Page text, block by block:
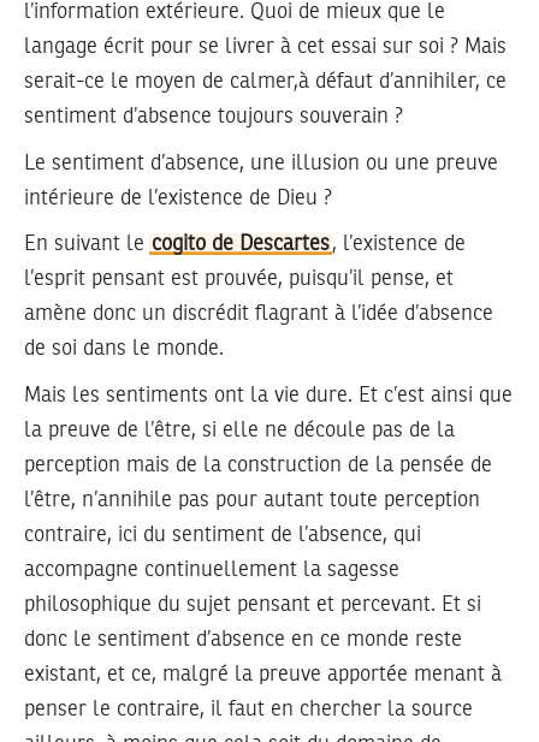
l’information extérieure. Quoi de mieux que le
langage écrit pour se livrer à cet essai sur soi ? Mais
serait-ce le moyen de calmer,à défaut d’annihiler, ce
sentiment d’absence toujours souverain ?
Le sentiment d’absence, une illusion ou une preuve
intérieure de l’existence de Dieu ?
En suivant le cogito de Descartes, l’existence de
l’esprit pensant est prouvée, puisqu’il pense, et
amène donc un discrédit flagrant à l’idée d’absence
de soi dans le monde.
Mais les sentiments ont la vie dure. Et c’est ainsi que
la preuve de l’être, si elle ne découle pas de la
perception mais de la construction de la pensée de
l’être, n’annihile pas pour autant toute perception
contraire, ici du sentiment de l’absence, qui
accompagne continuellement la sagesse
philosophique du sujet pensant et percevant. Et si
donc le sentiment d’absence en ce monde reste
existant, et ce, malgré la preuve apportée menant à
penser le contraire, il faut en chercher la source